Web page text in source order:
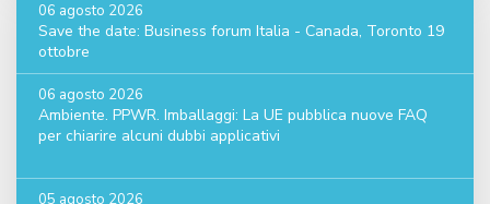
06 agosto 2026
Save the date: Business forum Italia - Canada, Toronto 19
ottobre
06 agosto 2026
Ambiente. PPWR. Imballaggi: La UE pubblica nuove FAQ
per chiarire alcuni dubbi applicativi
05 agosto 2026